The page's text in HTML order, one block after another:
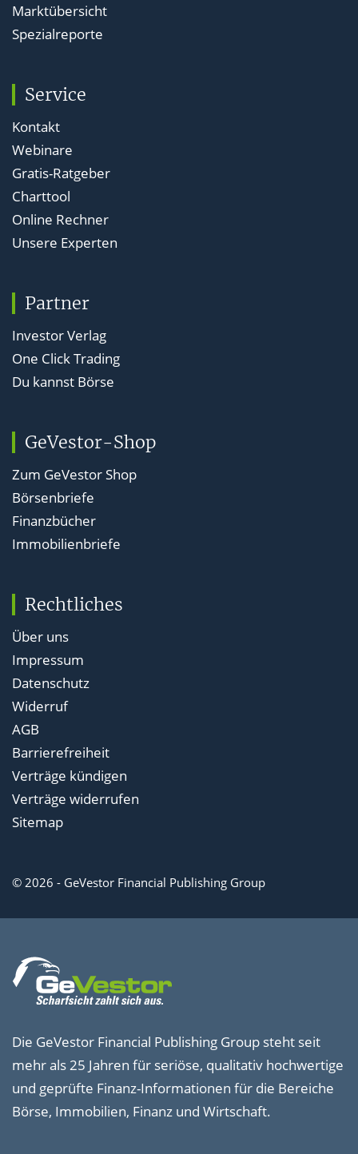
Marktübersicht
Spezialreporte
Service
Kontakt
Webinare
Gratis-Ratgeber
Charttool
Online Rechner
Unsere Experten
Partner
Investor Verlag
One Click Trading
Du kannst Börse
GeVestor-Shop
Zum GeVestor Shop
Börsenbriefe
Finanzbücher
Immobilienbriefe
Rechtliches
Über uns
Impressum
Datenschutz
Widerruf
AGB
Barrierefreiheit
Verträge kündigen
Verträge widerrufen
Sitemap
© 2026 - GeVestor Financial Publishing Group
Die GeVestor Financial Publishing Group steht seit
mehr als 25 Jahren für seriöse, qualitativ hochwertige
und geprüfte Finanz-Informationen für die Bereiche
Börse, Immobilien, Finanz und Wirtschaft.